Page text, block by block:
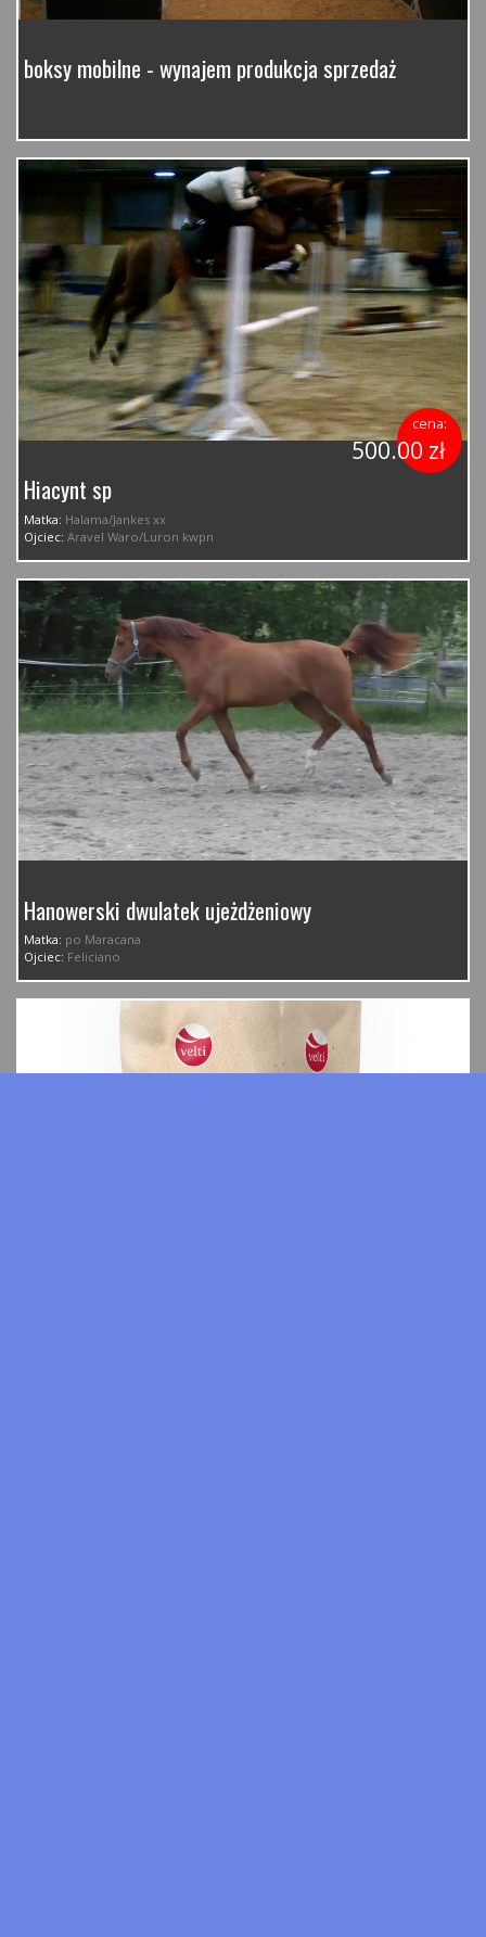
boksy mobilne - wynajem produkcja sprzedaż
cena:
500.00 zł
Hiacynt sp
Matka: Halama/Jankes xx
Ojciec: Aravel Waro/Luron kwpn
Hanowerski dwulatek ujeżdżeniowy
Matka: po Maracana
Ojciec: Feliciano